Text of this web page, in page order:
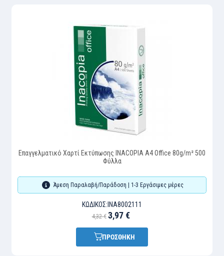
Επαγγελματικό Χαρτί Εκτύπωσης INACOPIA A4 Office 80g/m² 500
Φύλλα
Άμεση Παραλαβή/Παράδοση | 1-3 Εργάσιμες μέρες
ΚΩΔΙΚΌΣ: INA8002111
4,32 € 3,97 €
ΠΡΟΣΘΗΚΗ